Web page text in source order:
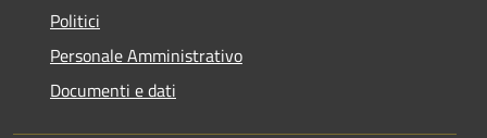
Politici
Personale Amministrativo
Documenti e dati